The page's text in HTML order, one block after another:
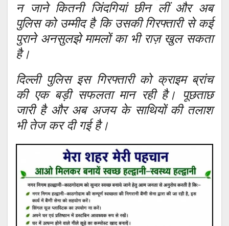
न जाने कितनी जिंदगियां छीन लीं और अब
पुलिस को उम्मीद है कि उसकी गिरफ्तारी से कई
पुराने अनसुलझे मामलों का भी राज़ खुल सकता
है।
दिल्ली पुलिस इस गिरफ्तारी को क्राइम ब्रांच
की एक बड़ी सफलता मान रही है। पूछताछ
जारी है और अब अजय के साथियों की तलाश
भी तेज कर दी गई है।